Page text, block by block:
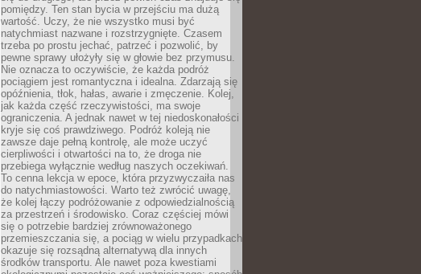
pomiędzy. Ten stan bycia w przejściu ma dużą
wartość. Uczy, że nie wszystko musi być
natychmiast nazwane i rozstrzygnięte. Czasem
trzeba po prostu jechać, patrzeć i pozwolić, by
pewne sprawy ułożyły się w głowie bez przymusu.
Nie oznacza to oczywiście, że każda podróż
pociągiem jest romantyczna i idealna. Zdarzają się
opóźnienia, tłok, hałas, awarie i zmęczenie. Kolej,
jak każda część rzeczywistości, ma swoje
ograniczenia. A jednak nawet w tej niedoskonałości
kryje się coś prawdziwego. Podróż koleją nie
zawsze daje pełną kontrolę, ale może uczyć
cierpliwości i otwartości na to, że droga nie
przebiega wyłącznie według naszych oczekiwań.
To cenna lekcja w epoce, która przyzwyczaiła nas
do natychmiastowości. Warto też zwrócić uwagę,
że kolej łączy podróżowanie z odpowiedzialnością
za przestrzeń i środowisko. Coraz częściej mówi
się o potrzebie bardziej zrównoważonego
przemieszczania się, a pociąg w wielu przypadkach
okazuje się rozsądną alternatywą dla innych
środków transportu. Ale nawet poza kwestiami